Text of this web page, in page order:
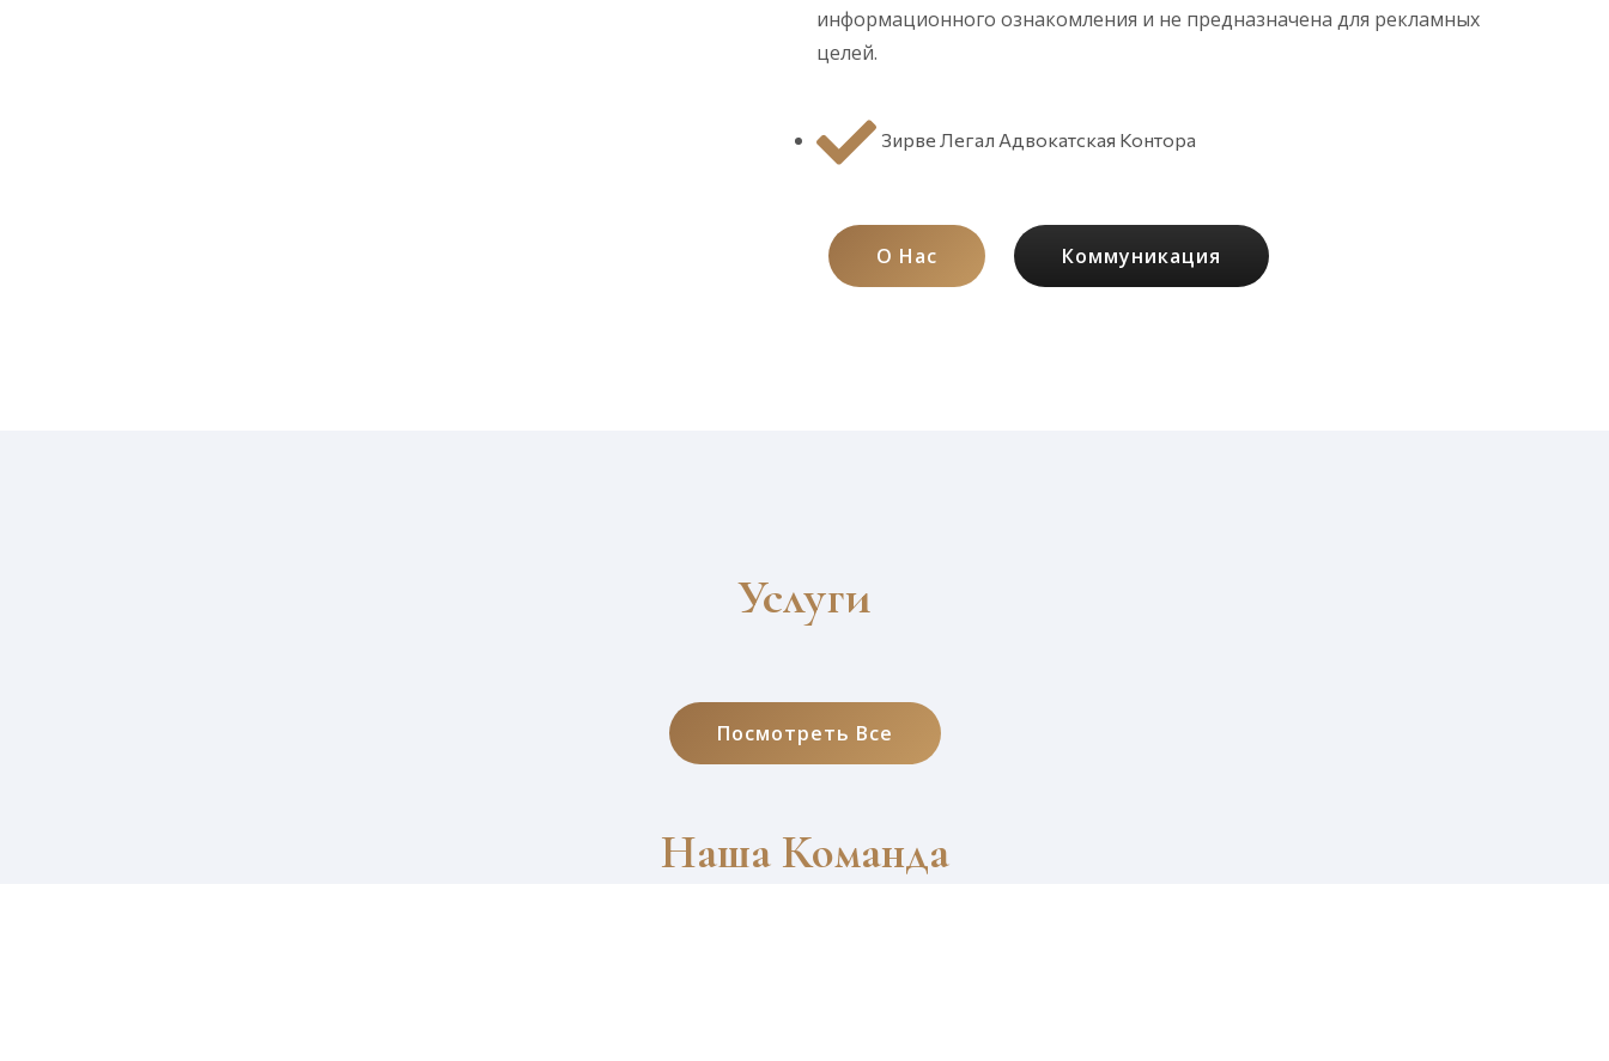
информационного ознакомления и не предназначена для рекламных
целей.
Зирве Легал Адвокатская Контора
О Нас Коммуникация
Услуги
Посмотреть Все
Наша Команда